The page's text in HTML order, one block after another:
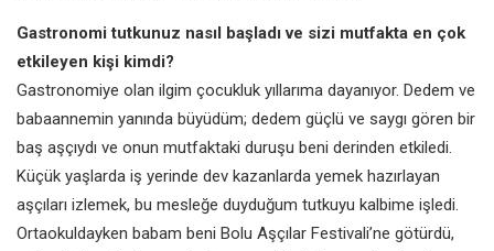
Gastronomi tutkunuz nasıl başladı ve sizi mutfakta en çok
etkileyen kişi kimdi?
Gastronomiye olan ilgim çocukluk yıllarıma dayanıyor. Dedem ve
babaannemin yanında büyüdüm; dedem güçlü ve saygı gören bir
baş aşçıydı ve onun mutfaktaki duruşu beni derinden etkiledi.
Küçük yaşlarda iş yerinde dev kazanlarda yemek hazırlayan
aşçıları izlemek, bu mesleğe duyduğum tutkuyu kalbime işledi.
Ortaokuldayken babam beni Bolu Aşçılar Festivali’ne götürdü,